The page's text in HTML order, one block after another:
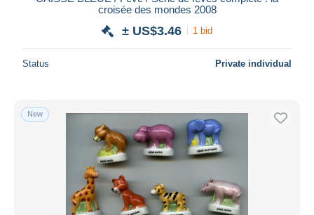
croisée des mondes 2008
± US$3.46 1 bid
Status Private individual
New